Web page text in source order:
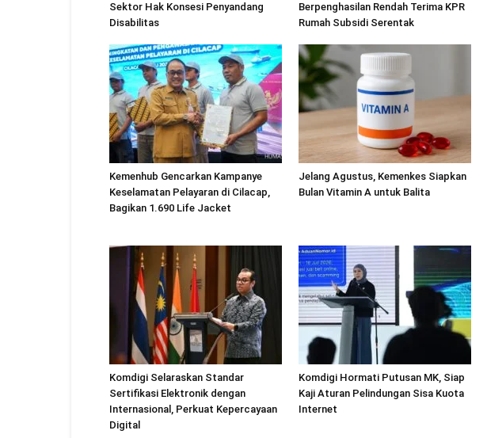
Sektor Hak Konsesi Penyandang
Disabilitas
Berpenghasilan Rendah Terima KPR
Rumah Subsidi Serentak
Kemenhub Gencarkan Kampanye
Keselamatan Pelayaran di Cilacap,
Bagikan 1.690 Life Jacket
Jelang Agustus, Kemenkes Siapkan
Bulan Vitamin A untuk Balita
Komdigi Selaraskan Standar
Sertifikasi Elektronik dengan
Internasional, Perkuat Kepercayaan
Digital
Komdigi Hormati Putusan MK, Siap
Kaji Aturan Pelindungan Sisa Kuota
Internet